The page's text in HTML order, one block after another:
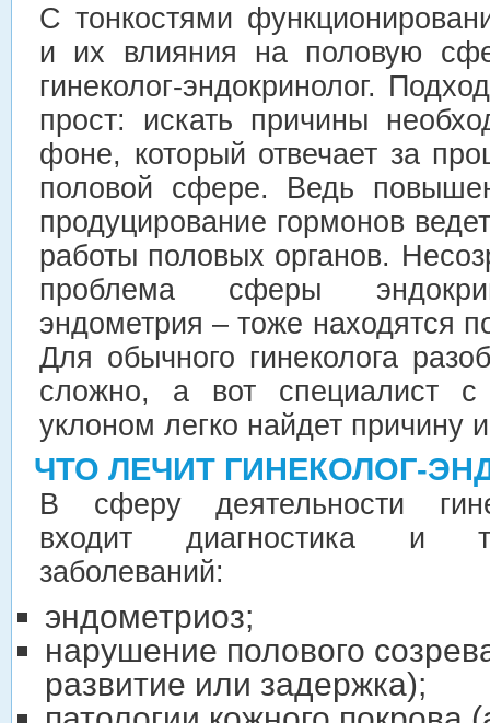
С тонкостями
и их влияния на половую
гинеколог-эндокринолог.
прост: искать причины
фоне, который отвечает за
половой сфере. Ведь
продуцирование гормонов
работы половых органов.
проблема сферы
эндометрия – тоже находятся
Для обычного гинеколога
сложно, а вот специалист с
уклоном легко найдет причину
ЧТО ЛЕЧИТ ГИНЕКОЛОГ-
В сферу деятельности
входит диагностика и
заболеваний:
эндометриоз;
нарушение полового
развитие или задержка);